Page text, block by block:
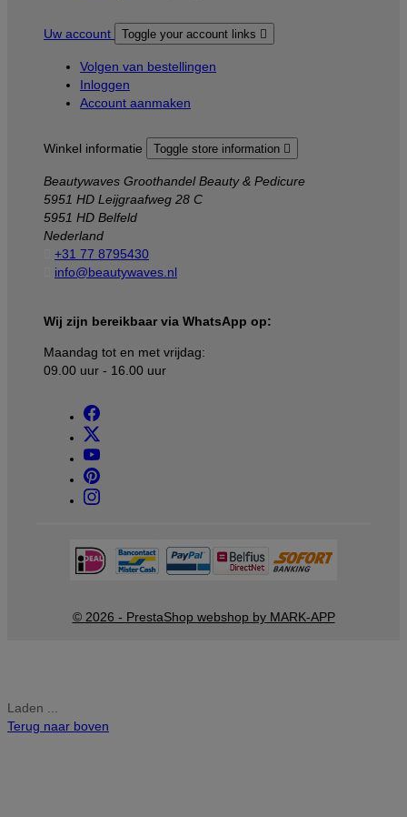
Uw account Toggle your account links 
Volgen van bestellingen
Inloggen
Account aanmaken
Winkel informatie Toggle store information 
Beautywaves Groothandel Beauty & Pedicure
5951 HD Leijgraafweg 28 C
5951 HD Belfeld
Nederland
+31 77 8795430
info@beautywaves.nl
Wij zijn bereikbaar via WhatsApp op:
Maandag tot en met vrijdag:
09.00 uur - 16.00 uur
© 2026 - PrestaShop webshop by MARK-APP
Laden ...
Terug naar boven